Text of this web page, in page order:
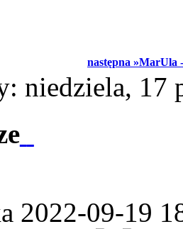
następna »MarUla
niedziela, 17
2022-09-19